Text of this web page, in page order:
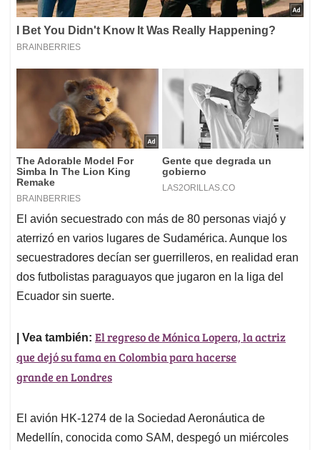
El avión secuestrado con más de 80 personas viajó y
aterrizó en varios lugares de Sudamérica. Aunque los
secuestradores decían ser guerrilleros, en realidad eran
dos futbolistas paraguayos que jugaron en la liga del
Ecuador sin suerte.
| Vea también: El regreso de Mónica Lopera, la actriz
que dejó su fama en Colombia para hacerse
grande en Londres
El avión HK-1274 de la Sociedad Aeronáutica de
Medellín, conocida como SAM, despegó un miércoles